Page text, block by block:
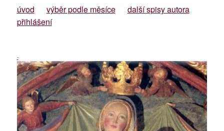
úvod výběr podle měsíce
další spisy autora
přihlášení
-